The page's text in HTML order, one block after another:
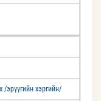
/эрүүгийн хэргийн/